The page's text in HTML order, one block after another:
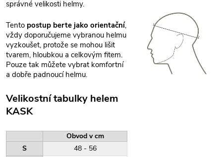
správné velikosti helmy.
Tento postup berte jako orientační,
vždy doporučujeme vybranou helmu
vyzkoušet, protože se mohou lišit
tvarem, hloubkou a celkovým fitem.
Pouze tak můžete vybrat komfortní
a dobře padnoucí helmu.
Velikostní tabulky helem
KASK
Obvod v cm
S
48 - 56